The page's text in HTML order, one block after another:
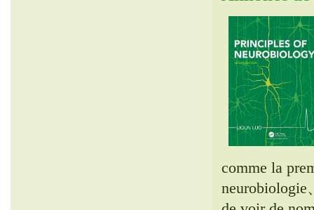
comme la
neurobiologie